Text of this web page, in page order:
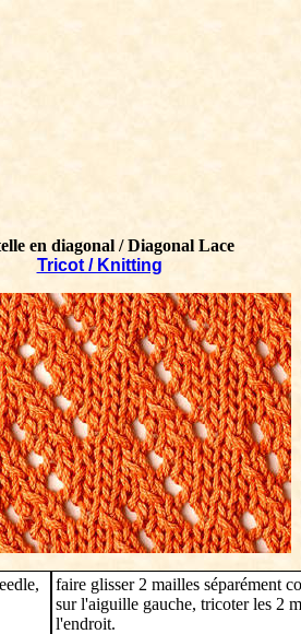
en diagonal / Diagonal Lace
Tricot / Knitting
faire glisser 2 mailles séparément
sur l'aiguille gauche, tricoter les 2
l'endroit.